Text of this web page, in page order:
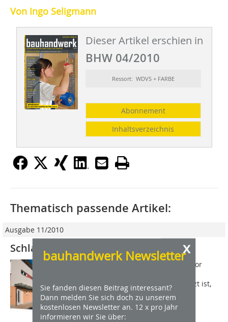
Von Ingo Seligmann
Dieser Artikel erschien in
BHW 04/2010
Ressort: WDVS + FARBE
Abonnement
Inhaltsverzeichnis
x
bauhandwerk Newsletter
Sie fanden diesen Beitrag interessant?
Dann melden Sie sich doch zu unserem
kostenlosen Newsletter an. 12 x pro Jahr
informieren wir Sie über:
Thematisch passende Artikel:
Ausgabe 11/2010
Schlagfest
Überall dort, wo der Fassadensockel vor
mechanischen Belastungen ausgesetzt ist,
lassen sich oft schon kurz nach der
Fertigstellung oder Sanierung des
Gebäudes...